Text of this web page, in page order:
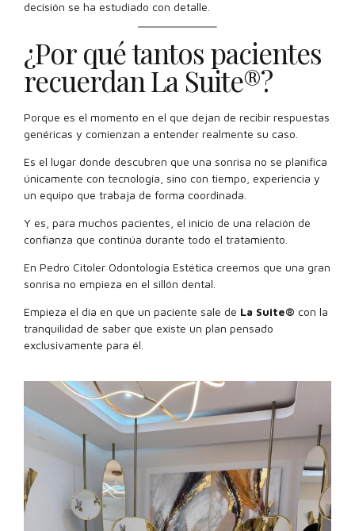
decisión se ha estudiado con detalle.
¿Por qué tantos pacientes
recuerdan La Suite®?
Porque es el momento en el que dejan de recibir respuestas
genéricas y comienzan a entender realmente su caso.
Es el lugar donde descubren que una sonrisa no se planifica
únicamente con tecnología, sino con tiempo, experiencia y
un equipo que trabaja de forma coordinada.
Y es, para muchos pacientes, el inicio de una relación de
confianza que continúa durante todo el tratamiento.
En Pedro Citoler Odontología Estética creemos que una gran
sonrisa no empieza en el sillón dental.
Empieza el día en que un paciente sale de La Suite® con la
tranquilidad de saber que existe un plan pensado
exclusivamente para él.